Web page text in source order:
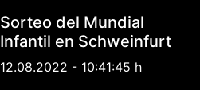
Sorteo del Mundial
Infantil en Schweinfurt
12.08.2022 - 10:41:45 h